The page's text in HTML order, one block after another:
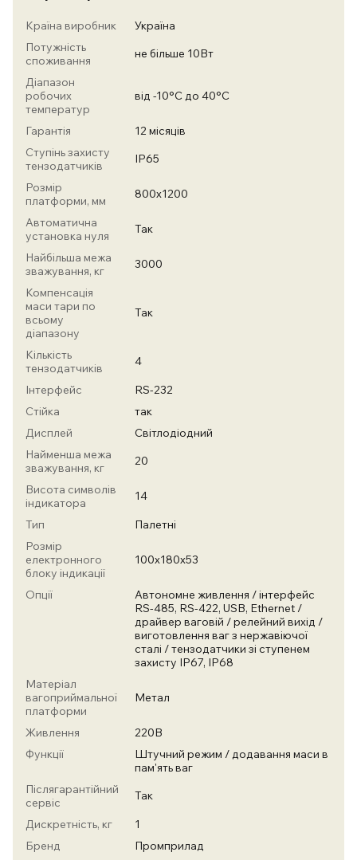
Країна виробник
Україна
Потужність
споживання
не більше 10Вт
Діапазон
робочих
температур
від -10°С до 40°С
Гарантія
12 місяців
Ступінь захисту
тензодатчиків
IP65
Розмір
платформи, мм
800х1200
Автоматична
установка нуля
Так
Найбільша межа
зважування, кг
3000
Компенсація
маси тари по
всьому
діапазону
Так
Кількість
тензодатчиків
4
Інтерфейс
RS-232
Стійка
так
Дисплей
Світлодіодний
Найменша межа
зважування, кг
20
Висота символів
індикатора
14
Тип
Палетні
Розмір
електронного
блоку індикації
100х180х53
Опції
Автономне живлення / інтерфейс
RS-485, RS-422, USB, Ethernet /
драйвер ваговій / релейний вихід /
виготовлення ваг з нержавіючої
сталі / тензодатчики зі ступенем
захисту IP67, IP68
Матеріал
вагоприймальної
платформи
Метал
Живлення
220В
Функції
Штучний режим / додавання маси в
пам'ять ваг
Післягарантійний
сервіс
Так
Дискретність, кг
1
Бренд
Промприлад